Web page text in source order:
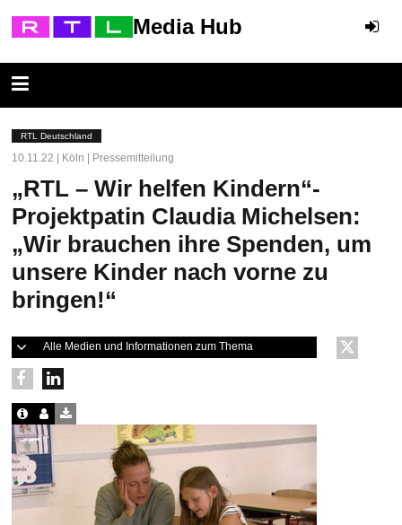
Media Hub
RTL Deutschland
10.11.22 | Köln | Pressemitteilung
„RTL – Wir helfen Kindern“-
Projektpatin Claudia Michelsen:
„Wir brauchen ihre Spenden, um
unsere Kinder nach vorne zu
bringen!“
Alle Medien und Informationen zum Thema